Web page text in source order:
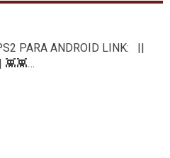
PARA ANDROID LINK: ||
👾👾…